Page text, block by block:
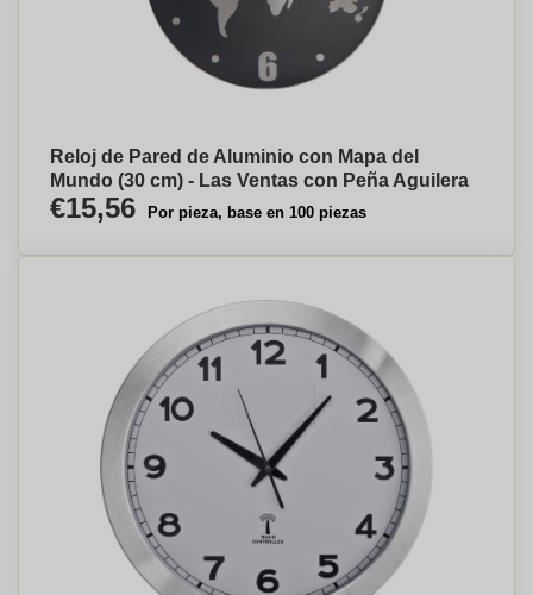
Reloj de Pared de Aluminio con Mapa del
Mundo (30 cm) - Las Ventas con Peña Aguilera
€15,56 Por pieza, base en 100 piezas